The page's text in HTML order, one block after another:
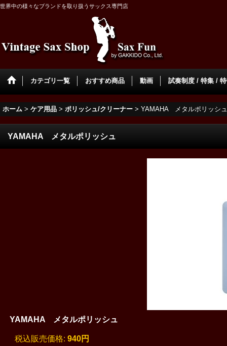
世界中の様々なブランドを取り扱うサックス専門店
カテゴリ一覧 おすすめ商品 動画 試奏制度 / 特集 /
ホーム > ケア用品 > ポリッシュ/クリーナー > YAMAHA メタルポリッシュ
YAMAHA メタルポリッシュ
YAMAHA メタルポリッシュ
税込 : 940円